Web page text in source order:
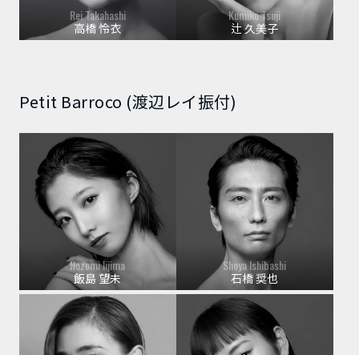
Rei Takahashi
高橋 怜衣
Kumiko Tsuji
辻 久美子
Petit Barroco (渡辺レイ振付)
Nozomi Iijima
飯島 望未
Shoya Ishibashi
石橋 奨也